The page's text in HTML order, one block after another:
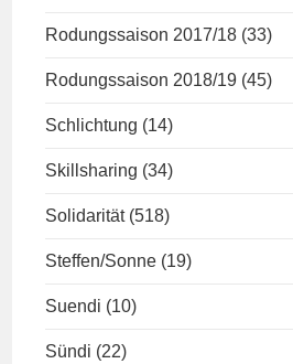
Rodungssaison 2017/18 (33)
Rodungssaison 2018/19 (45)
Schlichtung (14)
Skillsharing (34)
Solidarität (518)
Steffen/Sonne (19)
Suendi (10)
Sündi (22)